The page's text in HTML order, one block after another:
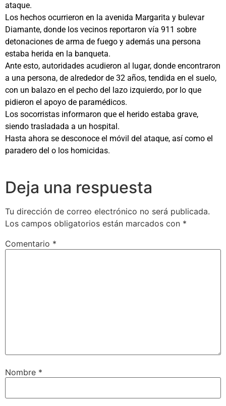
ataque.
Los hechos ocurrieron en la avenida Margarita y bulevar
Diamante, donde los vecinos reportaron vía 911 sobre
detonaciones de arma de fuego y además una persona
estaba herida en la banqueta.
Ante esto, autoridades acudieron al lugar, donde encontraron
a una persona, de alrededor de 32 años, tendida en el suelo,
con un balazo en el pecho del lazo izquierdo, por lo que
pidieron el apoyo de paramédicos.
Los socorristas informaron que el herido estaba grave,
siendo trasladada a un hospital.
Hasta ahora se desconoce el móvil del ataque, así como el
paradero del o los homicidas.
Deja una respuesta
Tu dirección de correo electrónico no será publicada.
Los campos obligatorios están marcados con *
Comentario *
Nombre *